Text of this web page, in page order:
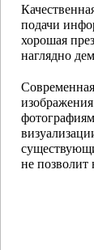
подачи
хорошая
наглядно
не позволит